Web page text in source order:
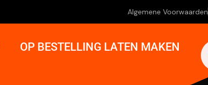
Algemene Voorwaarden
OP BESTELLING LATEN MAKEN